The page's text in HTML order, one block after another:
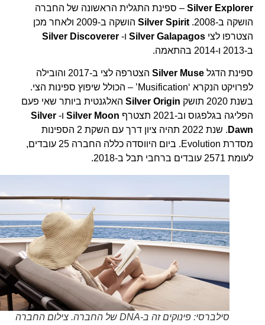
Silver Explorer– ספינת התגלית הראשונה של החברה
הושקה ב-2008.
Silver Spirit
הושקה ב-2009 ולאחר מכן
הצטרפו לציSilver Galapagosו-Silver Discoverer
ספינת הדגלSilver Muse
הצטרפה לצי ב-2017 והובילה
לפרויקט הנקרא ‘Musification’ – הכולל שיפוץ ספינות הצי.
בשנת 2020 תושק
Silver Originהאלגנטית ביותר שאי פעם
הפליגה בגלפגוס וב-2021 תצטרף
Silver Moonו-Silver
Dawn
. שנת 2022 תהיה ציון דרך עם השקת 2 הספינות
מסדרת Evolution. ביום היווסדה כללה החברה 25 עובדים,
לעומת 2571 עובדים ברחבי תבל ב-2018.
סילברסי: פינוקים זה ב-DNA של החברה. צילום החברה